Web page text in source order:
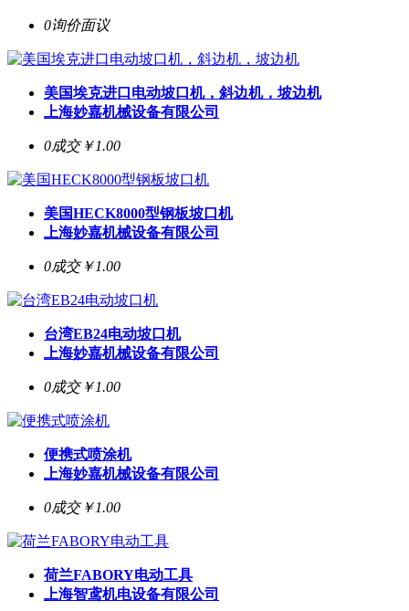
0询价面议
美国埃克进口电动坡口机，斜边机，坡边机
上海妙嘉机械设备有限公司
0成交￥1.00
美国HECK8000型钢板坡口机
上海妙嘉机械设备有限公司
0成交￥1.00
台湾EB24电动坡口机
上海妙嘉机械设备有限公司
0成交￥1.00
便携式喷涂机
上海妙嘉机械设备有限公司
0成交￥1.00
荷兰FABORY电动工具
上海智鸢机电设备有限公司